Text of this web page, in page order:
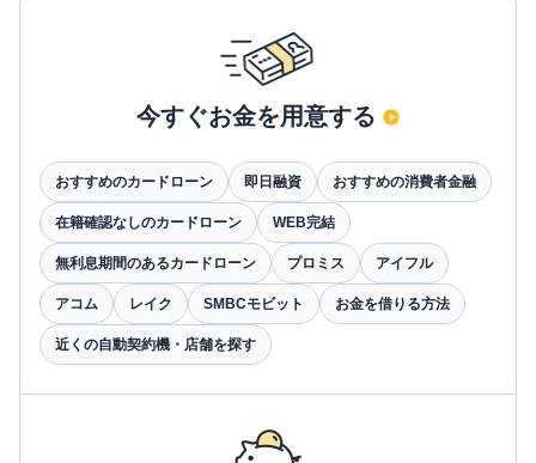
今すぐお金を用意する
おすすめのカードローン 即日融資 おすすめの消費者金融
在籍確認なしのカードローン WEB完結
無利息期間のあるカードローン プロミス アイフル
アコム レイク SMBCモビット お金を借りる方法
近くの自動契約機・店舗を探す